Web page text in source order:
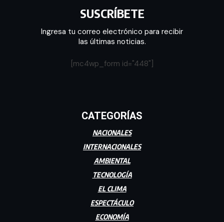
SUSCRÍBETE
Ingresa tu correo electrónico para recibir
las últimas noticias.
[mc4wp_form id="448"]
CATEGORÍAS
NACIONALES
INTERNACIONALES
AMBIENTAL
TECNOLOGÍA
EL CLIMA
ESPECTÁCULO
ECONOMÍA